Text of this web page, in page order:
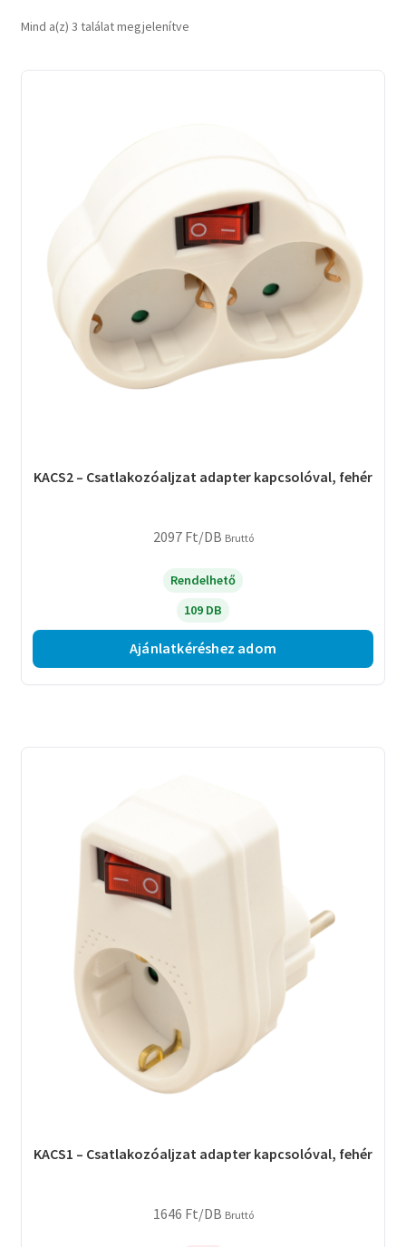
Mind a(z) 3 találat megjelenítveSorted
KACS2 – Csatlakozóaljzat adapter kapcsolóval, fehér
2097 Ft/DB Bruttó
Rendelhető
109 DB
Ajánlatkéréshez adom
KACS1 – Csatlakozóaljzat adapter kapcsolóval, fehér
1646 Ft/DB Bruttó